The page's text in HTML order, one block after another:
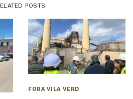
POSTS
FORA VILA VERD